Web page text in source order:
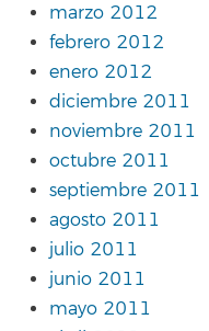
marzo 2012
febrero 2012
enero 2012
diciembre 2011
noviembre 2011
octubre 2011
septiembre 2011
agosto 2011
julio 2011
junio 2011
mayo 2011